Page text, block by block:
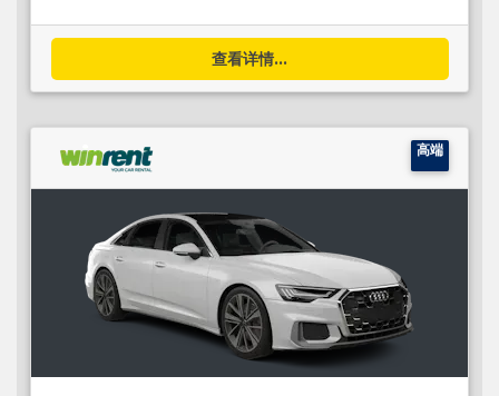
查看详情...
高端